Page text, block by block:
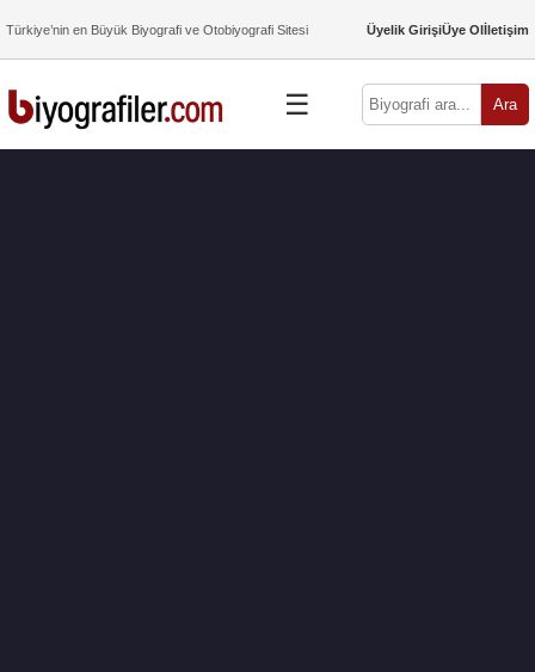
Türkiye’nin en Büyük Biyografi ve Otobiyografi Sitesi Üyelik GirişiÜye Olİletişim
☰ Ara